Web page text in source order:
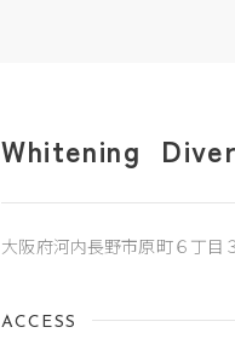
Whitening
大阪府河内長野市原町６丁目
ACCESS